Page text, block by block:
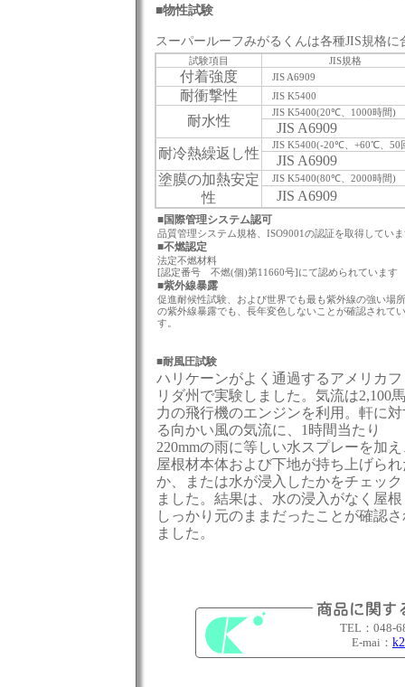
■物性試験
スーパールーフみがるくんは各種JIS規格
試験項目 JIS規格
付着強度 JIS A6909
耐衝撃性 JIS K5400
耐水性
JIS K5400(20℃、1000時間)
JIS A6909
耐冷熱繰返し性
JIS K5400(-20℃、+60℃、50
JIS A6909
塗膜の加熱安定
性
JIS K5400(80℃、2000時間)
JIS A6909
■国際管理システム認可
品質管理システム規格、ISO9001の認証を取得してい
■不燃認定
法定不燃材料
[認定番号 不燃(個)第11660号]にて認められています
■紫外線暴露
促進耐候性試験、および世界でも最も紫外線の強い場
の紫外線暴露でも、長年変色しないことが確認されて
す。
■耐風圧試験
ハリケーンがよく通過するアメリカフ
リダ州で実験しました。気流は2,100馬
力の飛行機のエンジンを利用。軒に対
る向かい風の気流に、1時間当たり
220mmの雨に等しい水スプレーを加
屋根材本体および下地が持ち上げられ
か、または水が浸入したかをチェック
ました。結果は、水の浸入がなく屋根
しっかり元のままだったことが確認さ
ました。
TEL：048-
E-mai：